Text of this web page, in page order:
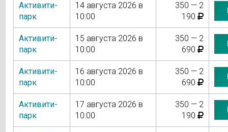
Активити-
парк
14 августа 2026 в
10:00
350 — 2
190
Активити-
парк
15 августа 2026 в
10:00
350 — 2
690
Активити-
парк
16 августа 2026 в
10:00
350 — 2
690
Активити-
парк
17 августа 2026 в
10:00
350 — 2
190